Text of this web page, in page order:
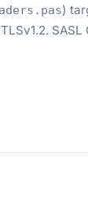
)
SASL